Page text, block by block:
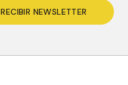
RECIBIR NEWSLETTER